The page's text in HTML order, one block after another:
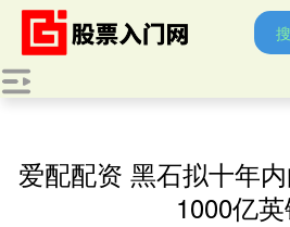
爱配配资 黑石拟十年
1000亿